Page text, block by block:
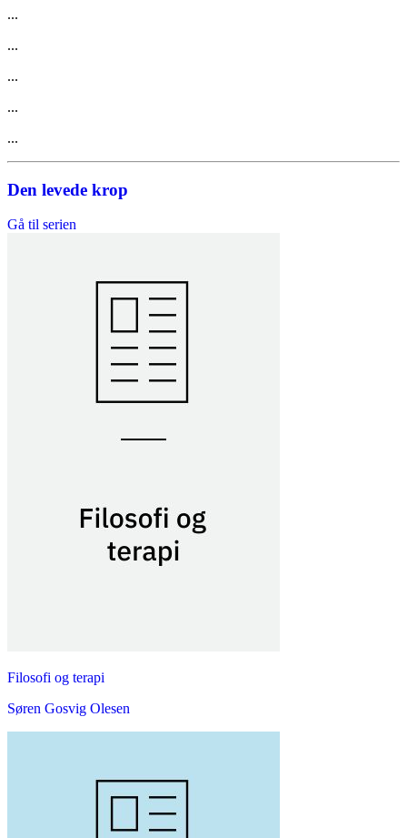
...
...
...
...
...
Den levede krop
Gå til serien
Filosofi og terapi
Søren Gosvig Olesen